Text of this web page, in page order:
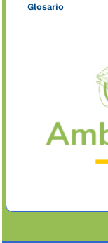
Glosario